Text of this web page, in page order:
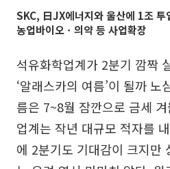
SKC, 日JX에너지와 울산에 1조
농업바이오ㆍ의약 등 사업확장
석유화학업계가 2분기 깜짝
‘알래스카의 여름’이 될까
름은 7~8월 잠깐으로 금세
업계는 작년 대규모 적자를
에 2분기도 기대감이 크지만